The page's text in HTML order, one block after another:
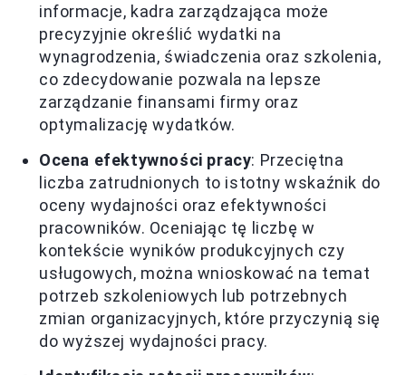
informacje, kadra zarządzająca może
precyzyjnie określić wydatki na
wynagrodzenia, świadczenia oraz szkolenia,
co zdecydowanie pozwala na lepsze
zarządzanie finansami firmy oraz
optymalizację wydatków.
Ocena efektywności pracy: Przeciętna
liczba zatrudnionych to istotny wskaźnik do
oceny wydajności oraz efektywności
pracowników. Oceniając tę liczbę w
kontekście wyników produkcyjnych czy
usługowych, można wnioskować na temat
potrzeb szkoleniowych lub potrzebnych
zmian organizacyjnych, które przyczynią się
do wyższej wydajności pracy.